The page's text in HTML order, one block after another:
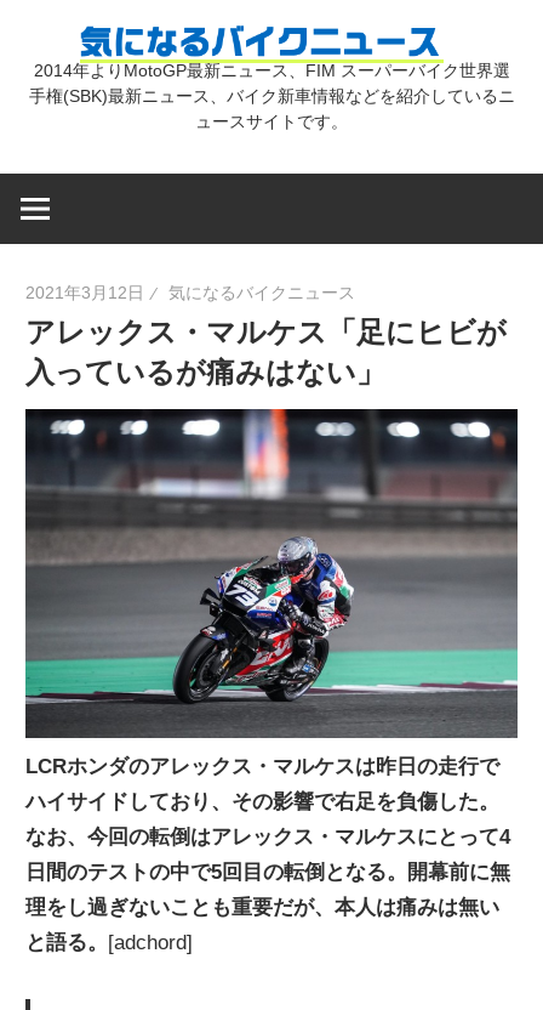
気
バ
イ
ク
ニ
ュ
ー
ス
2014年よりMotoGP最新ニュース、FIM スーパーバイク世界選
手権(SBK)最新ニュース、バイク新車情報などを紹介しているニ
ュースサイトです。
2021年3月12日 気になるバイクニュース
アレックス・マルケス「足にヒビが
入っているが痛みはない」
LCRホンダのアレックス・マルケスは昨日の走行で
ハイサイドしており、その影響で右足を負傷した。
なお、今回の転倒はアレックス・マルケスにとって4
日間のテストの中で5回目の転倒となる。開幕前に無
理をし過ぎないことも重要だが、本人は痛みは無い
と語る。 [adchord]